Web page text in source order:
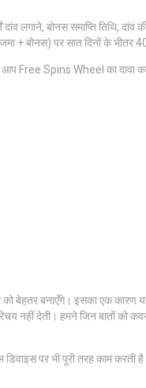
बोनस समाप्ति तिथि, दांव
बोनस) पर सात दिनों के भीतर 40x
Spins Wheel का दावा
बेहतर बनाएँगे। इसका एक
नहीं देती। हमने जिन बातों
पर भी पूरी तरह काम करती